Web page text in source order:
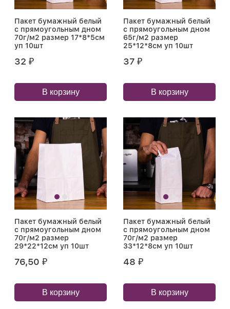
Пакет бумажный белый
с прямоугольным дном
70г/м2 размер 17*8*5см
уп 10шт
32 ₽
В корзину
Пакет бумажный белый
с прямоугольным дном
65г/м2 размер
25*12*8см уп 10шт
37 ₽
В корзину
Пакет бумажный белый
с прямоугольным дном
70г/м2 размер
29*22*12см уп 10шт
76,50 ₽
В корзину
Пакет бумажный белый
с прямоугольным дном
70г/м2 размер
33*12*8см уп 10шт
48 ₽
В корзину